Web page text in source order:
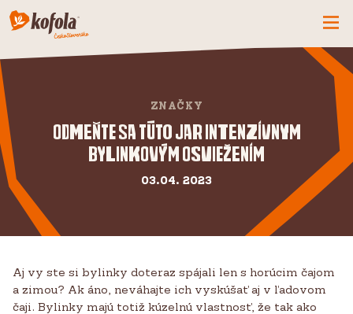
SPOZNAJ FIRMU
KOFOLA
PRODUKTY
PRIDAJ SA K NÁM
KONTAKTY
ZNAČKY
Odmeňte sa túto jar intenzívnym
bylinkovým osviežením
03.04. 2023
Aj vy ste si bylinky doteraz spájali len s horúcim čajom
a zimou? Ak áno, neváhajte ich vyskúšať aj v ľadovom
čaji. Bylinky majú totiž kúzelnú vlastnosť, že tak ako